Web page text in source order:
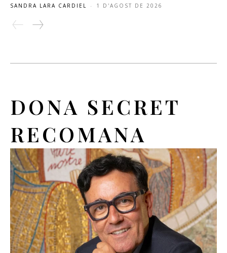
SANDRA LARA CARDIEL - 1 D'AGOST DE 2026
DONA SECRET
RECOMANA